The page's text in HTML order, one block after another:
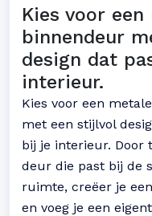
Kies voor
binnendeur
design dat
interieur.
Kies voor een
met een stijlvol
bij je interieur. Door
deur die past bij de
ruimte, creëer je
en voeg je een